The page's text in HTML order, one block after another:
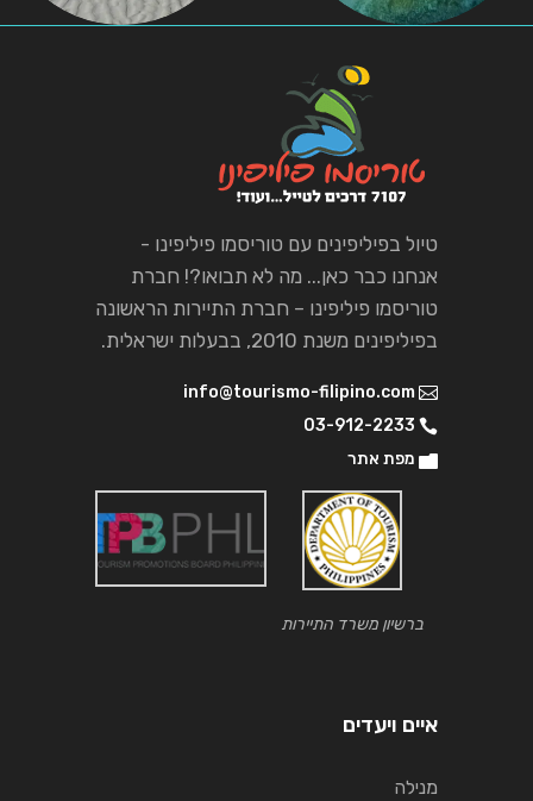
טיול בפיליפינים עם טוריסמו פיליפינו -
אנחנו כבר כאן... מה לא תבואו?! חברת
טוריסמו פיליפינו – חברת התיירות הראשונה
בפיליפינים משנת 2010, בבעלות ישראלית.
info@tourismo-filipino.com
03-912-2233
מפת אתר
ברשיון משרד התיירות
איים ויעדים
מנילה